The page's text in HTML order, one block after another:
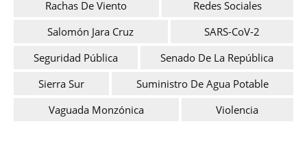
Rachas De Viento
Redes Sociales
Salomón Jara Cruz
SARS-CoV-2
Seguridad Pública
Senado De La República
Sierra Sur
Suministro De Agua Potable
Vaguada Monzónica
Violencia